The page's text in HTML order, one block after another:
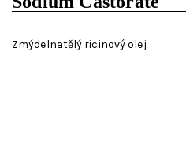
Zmýdelnatělý ricinový olej